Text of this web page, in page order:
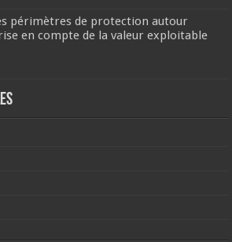
périmètres de protection autour
en compte de la valeur exploitable